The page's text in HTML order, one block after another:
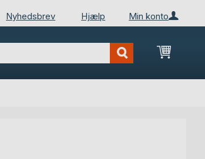
Min konto
Nyhedsbrev Hjælp
Min